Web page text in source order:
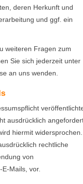
deren Herkunft und
und ggf. ein
weiteren Fragen zum
Sie sich jederzeit unter
an uns wenden.
ausdrücklich
hiermit widersprochen.
rechtliche
von
Mails, vor.